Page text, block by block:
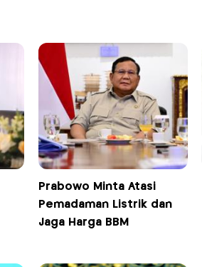
Prabowo Minta Atasi
Pemadaman Listrik dan
Jaga Harga BBM